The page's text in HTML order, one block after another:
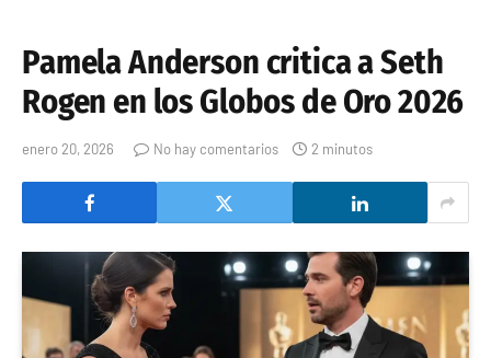
Pamela Anderson critica a Seth
Rogen en los Globos de Oro 2026
enero 20, 2026 No hay comentarios 2 minutos